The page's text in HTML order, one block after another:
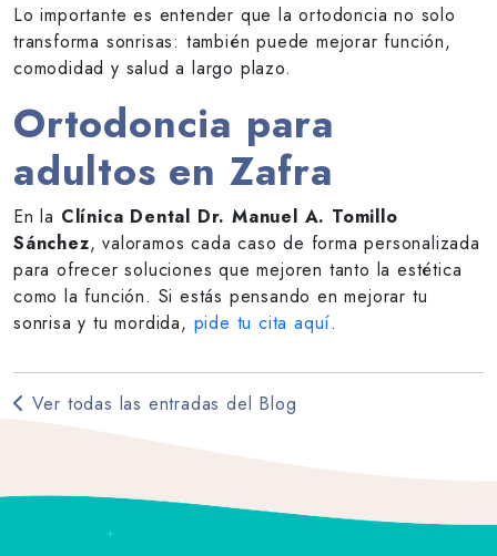
Lo importante es entender que la ortodoncia no solo
transforma sonrisas: también puede mejorar función,
comodidad y salud a largo plazo.
Ortodoncia para
adultos en Zafra
En la Clínica Dental Dr. Manuel A. Tomillo
Sánchez, valoramos cada caso de forma personalizada
para ofrecer soluciones que mejoren tanto la estética
como la función. Si estás pensando en mejorar tu
sonrisa y tu mordida, pide tu cita aquí.
Ver todas las entradas del Blog